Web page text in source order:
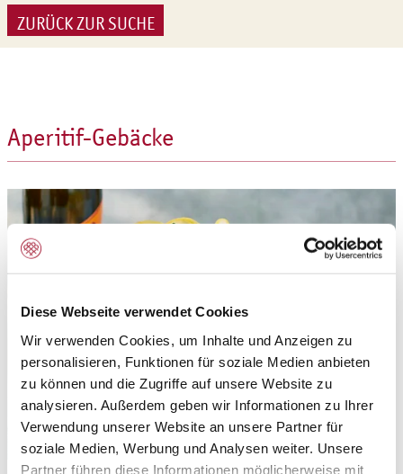
Diese Webseite verwendet Cookies
Wir verwenden Cookies, um Inhalte und Anzeigen zu
personalisieren, Funktionen für soziale Medien anbieten
zu können und die Zugriffe auf unsere Website zu
analysieren. Außerdem geben wir Informationen zu Ihrer
Verwendung unserer Website an unsere Partner für
soziale Medien, Werbung und Analysen weiter. Unsere
Partner führen diese Informationen möglicherweise mit
ZURÜCK ZUR SUCHE
Aperitif-Gebäcke